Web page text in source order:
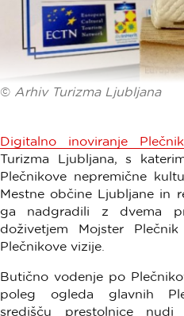
© Arhiv Turizma Ljubljana
Digitalno inoviranje
Turizma Ljubljana, s
Plečnikove nepremične
Mestne občine Ljubljane in
ga nadgradili z dvema
doživetjem Mojster
Plečnikove vizije.
Butično vodenje po
poleg ogleda glavnih
središču prestolnice